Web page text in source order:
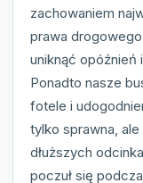
zachowaniem
prawa
uniknąć opóźnień
Ponadto nasze
fotele i
tylko sprawna,
dłuższych
poczuł się